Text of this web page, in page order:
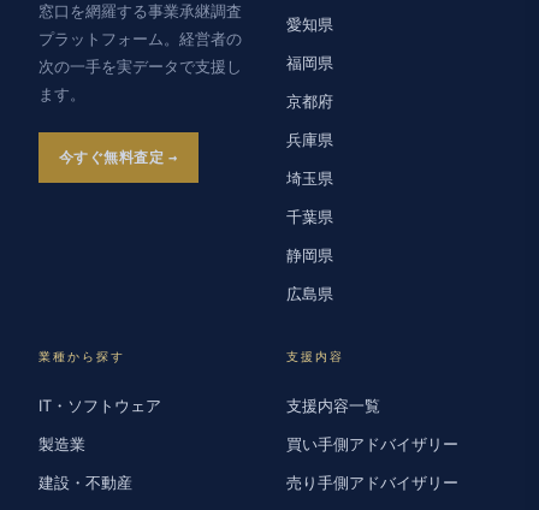
窓口を網羅する事業承継調査
プラットフォーム。経営者の
次の一手を実データで支援し
ます。
今すぐ無料査定
愛知県
福岡県
京都府
兵庫県
埼玉県
千葉県
静岡県
広島県
業種から探す
IT・ソフトウェア
製造業
建設・不動産
支援内容
支援内容一覧
買い手側アドバイザリー
売り手側アドバイザリー